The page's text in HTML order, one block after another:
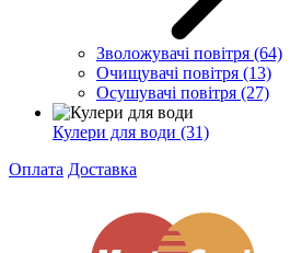
Зволожувачі повітря (64)
Очищувачі повітря (13)
Осушувачі повітря (27)
Кулери для води (31)
Оплата Доставка